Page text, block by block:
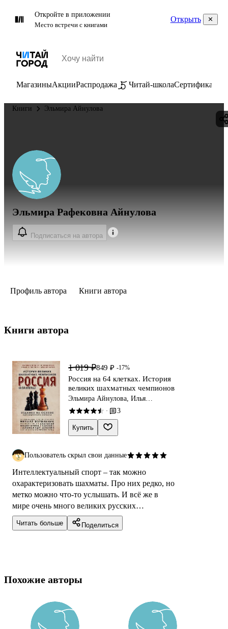
Откройте в приложении
Место встречи с книгами
Открыть
МагазиныАкцииРаспродажа Читай-школаСертификаты
Книги Эльмира Айнулова
Эльмира Рафековна Айнулова
Подписаться на автора
Профиль автора Книги автора
Книги автора
1 019 ₽849 ₽ -17%
Россия на 64 клетках. История
великих шахматных чемпионов
Эльмира Айнулова, Илья
Васильев, Владимир Линдер
· 3
Купить
Пользователь скрыл свои данные
Интеллектуальный спорт – так можно
охарактеризовать шахматы. Про них редко, но
метко можно что-то услышать. И всё же в
мире очень много великих русских
спортсменов в этой дисциплине. На Иви
вышел коро...
Читать больше Поделиться
Похожие авторы